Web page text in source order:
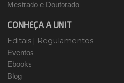
Mestrado e Doutorado
CONHEÇA A UNIT
Editais | Regulamentos
Eventos
Ebooks
Blog